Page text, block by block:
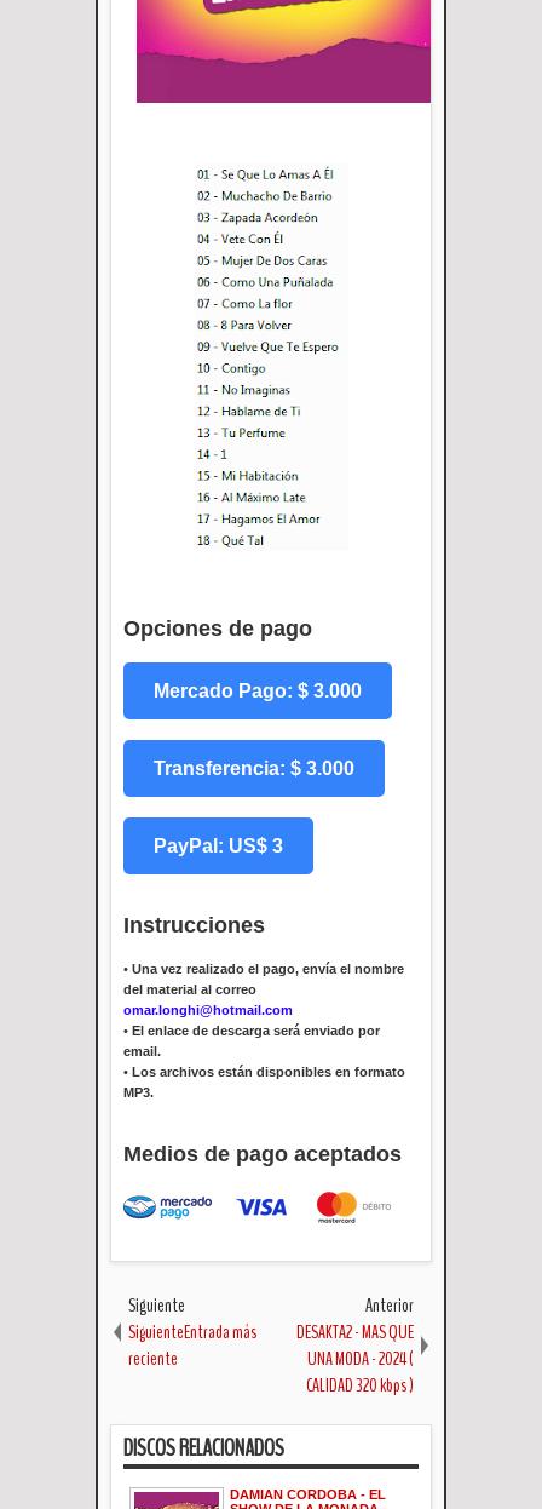
Opciones de pago
Mercado Pago: $ 3.000
Transferencia: $ 3.000
PayPal: US$ 3
Instrucciones
• Una vez realizado el pago, envía el nombre
del material al correo
omar.longhi@hotmail.com
• El enlace de descarga será enviado por
email.
• Los archivos están disponibles en formato
MP3.
Medios de pago aceptados
Siguiente
SiguienteEntrada más
reciente
Anterior
DESAKTA2 - MAS QUE
UNA MODA - 2024 (
CALIDAD 320 kbps )
DISCOS RELACIONADOS
DAMIAN CORDOBA - EL